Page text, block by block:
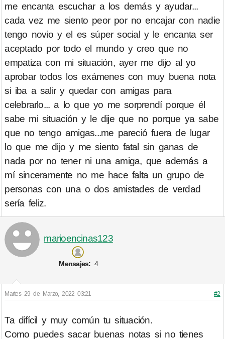
me encanta escuchar a los demás y ayudar...
cada vez me siento peor por no encajar con nadie
tengo novio y el es súper social y le encanta ser
aceptado por todo el mundo y creo que no
empatiza con mi situación, ayer me dijo al yo
aprobar todos los exámenes con muy buena nota
si iba a salir y quedar con amigas para
celebrarlo... a lo que yo me sorprendí porque él
sabe mi situación y le dije que no porque ya sabe
que no tengo amigas...me pareció fuera de lugar
lo que me dijo y me siento fatal sin ganas de
nada por no tener ni una amiga, que además a
mí sinceramente no me hace falta un grupo de
personas con una o dos amistades de verdad
sería feliz.
marioencinas123
Mensajes: 4
Martes 29 de Marzo, 2022 03:21 #2
Ta difícil y muy común tu situación.
Como puedes sacar buenas notas si no tienes